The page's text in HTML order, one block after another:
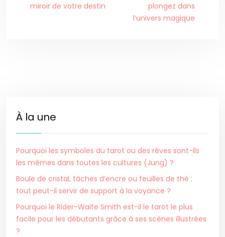
miroir de votre destin
plongez dans
l’univers magique
À la une
Pourquoi les symboles du tarot ou des rêves sont-ils
les mêmes dans toutes les cultures (Jung) ?
Boule de cristal, tâches d’encre ou feuilles de thé :
tout peut-il servir de support à la voyance ?
Pourquoi le Rider-Waite Smith est-il le tarot le plus
facile pour les débutants grâce à ses scènes illustrées
?